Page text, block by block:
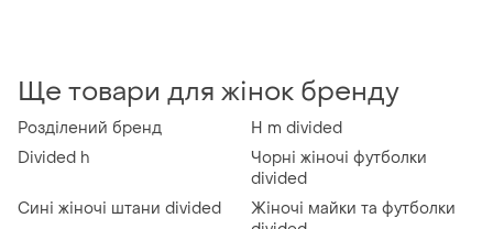
Ще товари для жінок бренду
Розділений бренд
H m divided
Divided h
Чорні жіночі футболки
divided
Сині жіночі штани divided
Жіночі майки та футболки